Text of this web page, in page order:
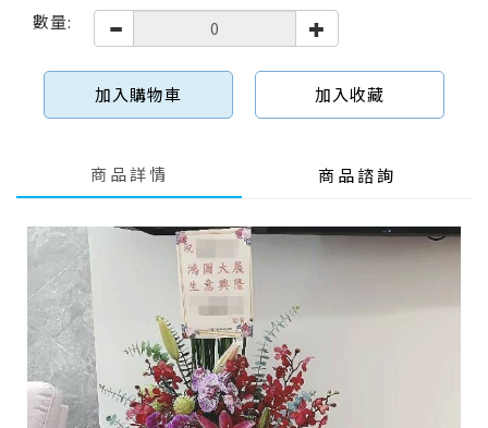
數量:
加入購物車 加入收藏
商品詳情 商品諮詢